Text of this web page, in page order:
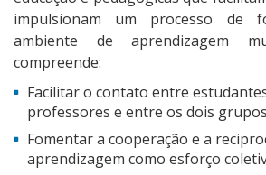
impulsionam um processo de
ambiente de aprendizagem
compreende:
Facilitar o contato entre
professores e entre os dois
Fomentar a cooperação e a
aprendizagem como esforço